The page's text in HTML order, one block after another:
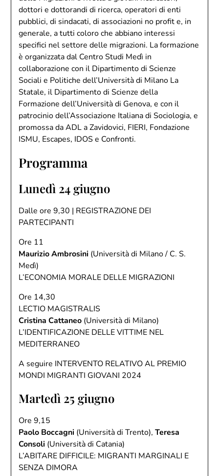
dottori e dottorandi di ricerca, operatori di enti
pubblici, di sindacati, di associazioni no profit e, in
generale, a tutti coloro che abbiano interessi
specifici nel settore delle migrazioni. La formazione
è organizzata dal Centro Studi Medì in
collaborazione con il Dipartimento di Scienze
Sociali e Politiche dell’Università di Milano La
Statale, il Dipartimento di Scienze della
Formazione dell’Università di Genova, e con il
patrocinio dell’Associazione Italiana di Sociologia, e
promossa da ADL a Zavidovici, FIERI, Fondazione
ISMU, Escapes, IDOS e Confronti.
Programma
Lunedì 24 giugno
Dalle ore 9,30 | REGISTRAZIONE DEI
PARTECIPANTI
Ore 11
Maurizio Ambrosini (Università di Milano / C. S.
Medì)
L’ECONOMIA MORALE DELLE MIGRAZIONI
Ore 14,30
LECTIO MAGISTRALIS
Cristina Cattaneo (Università di Milano)
L’IDENTIFICAZIONE DELLE VITTIME NEL
MEDITERRANEO
A seguire INTERVENTO RELATIVO AL PREMIO
MONDI MIGRANTI GIOVANI 2024
Martedì 25 giugno
Ore 9,15
Paolo Boccagni (Università di Trento),Teresa
Consoli (Università di Catania)
L’ABITARE DIFFICILE: MIGRANTI MARGINALI E
SENZA DIMORA